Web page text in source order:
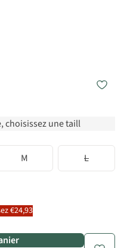
choisissez une taill
M L
€24,93